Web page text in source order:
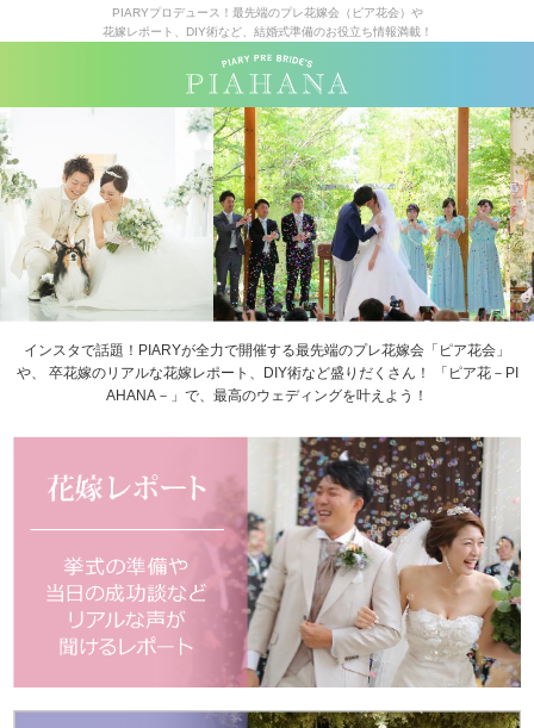
PIARYプロデュース！最先端のプレ花嫁会（ピア花会）や
花嫁レポート、DIY術など、結婚式準備のお役立ち情報満載！
インスタで話題！PIARYが全力で開催する最先端のプレ花嫁会「ピア花会」
や、
卒花嫁のリアルな花嫁レポート、DIY術など盛りだくさん！
「ピア花－PI
AHANA－」で、最高のウェディングを叶えよう！